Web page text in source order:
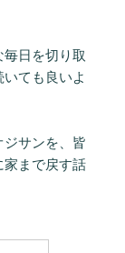
日を切り取
ても良いよ
サンを、皆
家まで戻す話